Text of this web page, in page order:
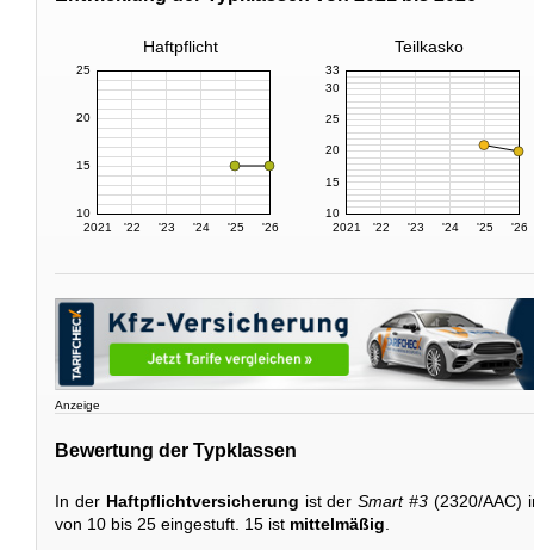
Haftpflicht Teilkasko
2021 '22 '23 '24 '25 '26
10
15
20
25
2021 '22 '23 '24 '25 '26
10
15
20
25
30
33
Anzeige
Bewertung der Typklassen
In der Haftpflichtversicherung ist derSmart #3 (2320/AAC)
von 10 bis 25 eingestuft. 15 ist mittelmäßig